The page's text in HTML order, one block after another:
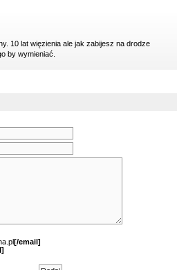
10 lat więzienia ale jak zabijesz na drodze
by wymieniać.
[/email]